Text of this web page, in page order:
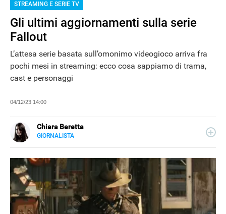
STREAMING E SERIE TV
Gli ultimi aggiornamenti sulla serie
Fallout
L’attesa serie basata sull’omonimo videogioco arriva fra
pochi mesi in streaming: ecco cosa sappiamo di trama,
cast e personaggi
04/12/23 14:00
Chiara Beretta
GIORNALISTA
Tecnologia scrive di serie tv, film e spettacolo.